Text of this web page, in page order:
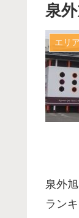
泉
エリア
泉外
ラン